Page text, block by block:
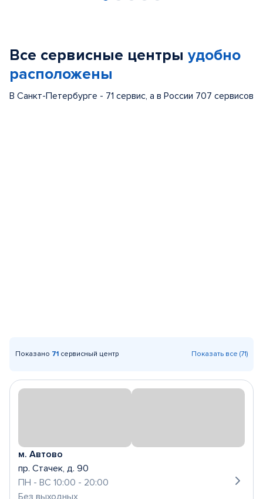
Все сервисные центры удобно
расположены
В Санкт-Петербурге - 71 сервис, а в России 707 сервисов
Показано 71 сервисный центр Показать все (71)
м. Автово
пр. Стачек, д. 90
ПН - ВС 10:00 - 20:00
Без выходных